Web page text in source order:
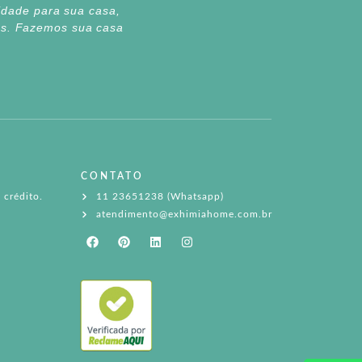
para sua casa,
Fazemos sua casa
crédito.
CONTATO
11 23651238 (Whatsapp)
atendimento@exhimiahome.com.br